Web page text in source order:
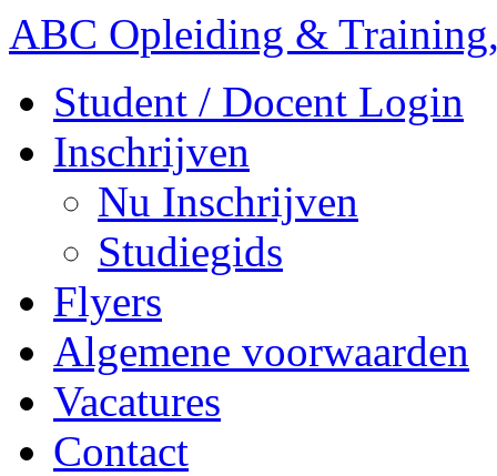
ABC Opleiding &
Student / Docent Login
Inschrijven
Nu Inschrijven
Studiegids
Flyers
Algemene voorwaarden
Vacatures
Contact